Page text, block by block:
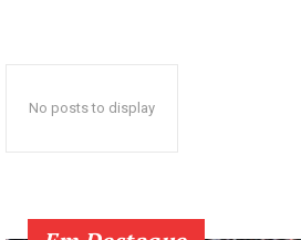
No posts to display